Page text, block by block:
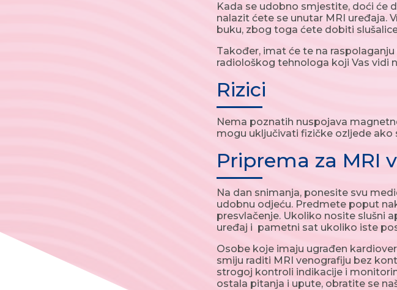
Kada se udobno smjestite, doći će
nalazit ćete se unutar MRI uređaja.
buku, zbog toga ćete dobiti
Također, imat će te na
radiološkog tehnologa koji Vas vidi
Rizici
Nema poznatih nuspojava
mogu uključivati fizičke ozljede ako
Priprema za MRI
Na dan snimanja, ponesite svu
udobnu odjeću. Predmete poput
presvlačenje. Ukoliko nosite slušni
uređaj i pametni sat ukoliko iste
Osobe koje imaju ugrađen
smiju raditi MRI venografiju bez
strogoj kontroli indikacije i
ostala pitanja i upute, obratite se